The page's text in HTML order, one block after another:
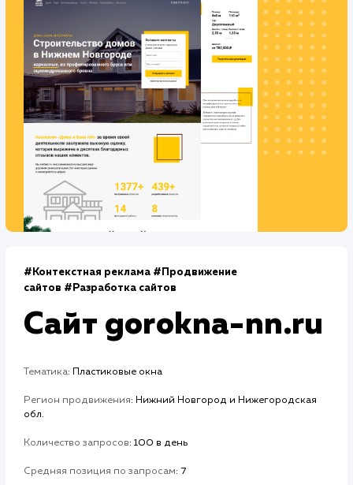
Тематика : Деревянное домостроение
Регион: Нижний Новгород и Нижегородская область
Дизайн : Разработка дизайна
Дизайн
2 недели
Верстка
2 недели
Отладка